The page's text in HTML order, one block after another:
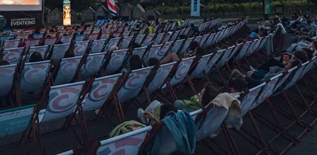
Escape-